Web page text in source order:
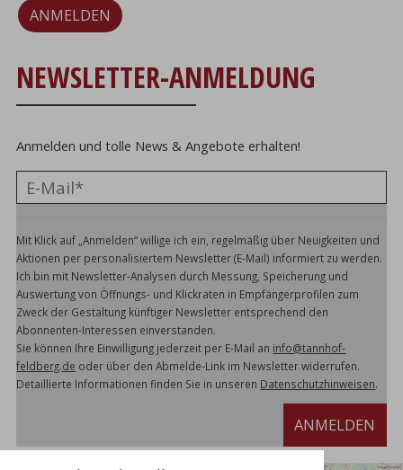
ANMELDEN
NEWSLETTER-ANMELDUNG
Anmelden und tolle News & Angebote erhalten!
Mit Klick auf „Anmelden“ willige ich ein, regelmäßig über Neuigkeiten und
Aktionen per personalisiertem Newsletter (E-Mail) informiert zu werden.
Ich bin mit Newsletter-Analysen durch Messung, Speicherung und
Auswertung von Öffnungs- und Klickraten in Empfängerprofilen zum
Zweck der Gestaltung künftiger Newsletter entsprechend den
Abonnenten-Interessen einverstanden.
Sie können Ihre Einwilligung jederzeit per E-Mail an info@tannhof-
feldberg.de oder über den Abmelde-Link im Newsletter widerrufen.
Detaillierte Informationen finden Sie in unseren Datenschutzhinweisen.
ANMELDEN